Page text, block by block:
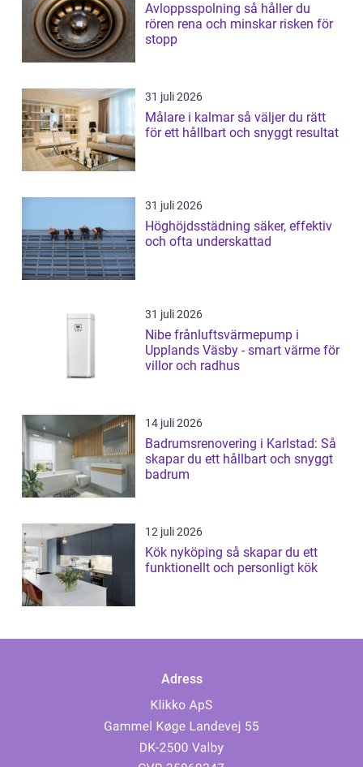
Avloppsspolning så håller du
rören rena och minskar risken för
stopp
31 juli 2026
Målare i kalmar så väljer du rätt
för ett hållbart och snyggt resultat
31 juli 2026
Höghöjdsstädning säker, effektiv
och ofta underskattad
31 juli 2026
Nibe frånluftsvärmepump i
Upplands Väsby - smart värme för
villor och radhus
14 juli 2026
Badrumsrenovering i Karlstad: Så
skapar du ett hållbart och snyggt
badrum
12 juli 2026
Kök nyköping så skapar du ett
funktionellt och personligt kök
Adress